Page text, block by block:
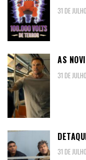
31 DE
AS
31 DE
31 DE